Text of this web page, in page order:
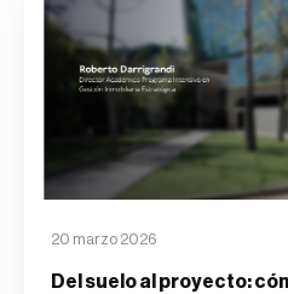
20 marzo 2026
Del suelo al proyecto: